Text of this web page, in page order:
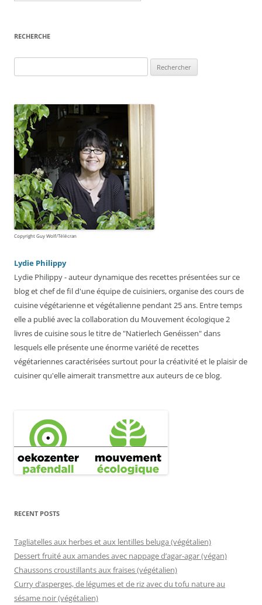
RECHERCHE
Copyright Guy Wolf/Télécran
Lydie Philippy
Lydie Philippy - auteur dynamique des recettes présentées sur ce
blog et chef de fil d'une équipe de cuisiniers, organise des cours de
cuisine végétarienne et végétalienne pendant 25 ans. Entre temps
elle a publié avec la collaboration du Mouvement écologique 2
livres de cuisine sous le titre de "Natierlech Genéissen" dans
lesquels elle présente une énorme variété de recettes
végétariennes caractérisées surtout pour la créativité et le plaisir de
cuisiner qu'elle aimerait transmettre aux auteurs de ce blog.
RECENT POSTS
Tagliatelles aux herbes et aux lentilles beluga (végétalien)
Dessert fruité aux amandes avec nappage d’agar-agar (végan)
Chaussons croustillants aux fraises (végétalien)
Curry d’asperges, de légumes et de riz avec du tofu nature au
sésame noir (végétalien)